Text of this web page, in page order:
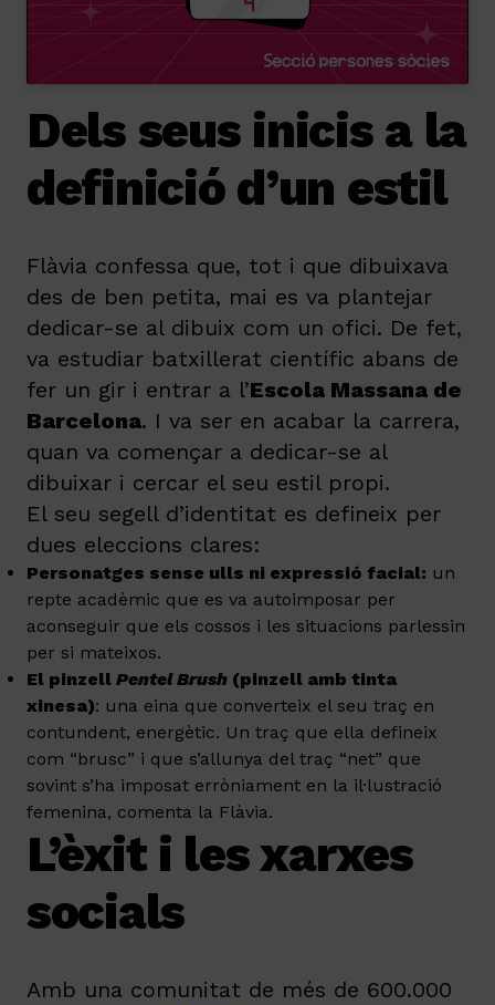
Dels seus inicis a la
definició d’un estil
Flàvia confessa que, tot i que dibuixava
des de ben petita, mai es va plantejar
dedicar-se al dibuix com un ofici. De fet,
va estudiar batxillerat científic abans de
fer un gir i entrar a l’Escola Massana de
Barcelona. I va ser en acabar la carrera,
quan va començar a dedicar-se al
dibuixar i cercar el seu estil propi.
El seu segell d’identitat es defineix per
dues eleccions clares:
Personatges sense ulls ni expressió facial: un
repte acadèmic que es va autoimposar per
aconseguir que els cossos i les situacions parlessin
per si mateixos.
El pinzell Pentel Brush (pinzell amb tinta
xinesa): una eina que converteix el seu traç en
contundent, energètic. Un traç que ella defineix
com “brusc” i que s’allunya del traç “net” que
sovint s’ha imposat erròniament en la il·lustració
femenina, comenta la Flàvia.
L’èxit i les xarxes
socials
Amb una comunitat de més de 600.000